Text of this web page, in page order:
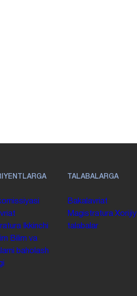
Ikkinchi
Bilim va
baholash
TALABALARGA
Bakalavriat
Magistratura Xorijiy
talabalar